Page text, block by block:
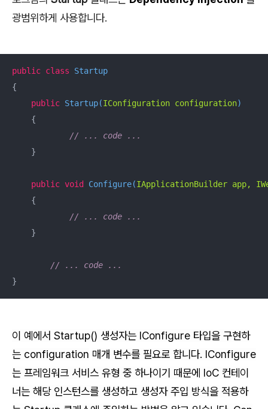
광범위하게 사용합니다.
public class
Startup
{
public Startup(IConfiguration configuration)
    {
// ... code ...
    }
public void Configure(IApplicationBuilder app,
    {
// ... code ...
    }
// ... code ...
}
이 예에서 Startup() 생성자는 IConfigure 타입을 구현하
는 configuration 매개 변수를 필요로 합니다. IConfigure
는 프레임워크 서비스 유형 중 하나이기 때문에 IoC 컨테이
너는 해당 인스턴스를 생성하고 생성자 주입 방식을 적용하